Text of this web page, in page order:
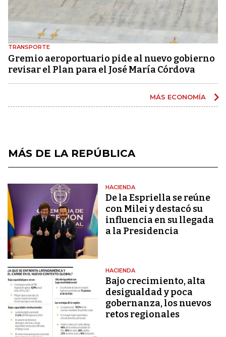
TRANSPORTE
Gremio aeroportuario pide al nuevo gobierno
revisar el Plan para el José María Córdova
MÁS ECONOMÍA
MÁS DE LA REPÚBLICA
HACIENDA
De la Espriella se reúne
con Milei y destacó su
influencia en su llegada
a la Presidencia
HACIENDA
Bajo crecimiento, alta
desigualdad y poca
gobernanza, los nuevos
retos regionales